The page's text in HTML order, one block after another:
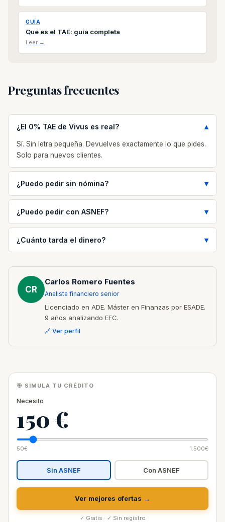
GUÍA
Qué es el TAE: guía completa
Leer →
Preguntas frecuentes
¿El 0% TAE de Vivus es real?
Sí. Sin letra pequeña. Devuelves exactamente lo que pides.
Solo para nuevos clientes.
¿Puedo pedir sin nómina?
¿Puedo pedir con ASNEF?
¿Cuánto tarda el dinero?
CR
Carlos Romero Fuentes
Analista financiero senior
Licenciado en ADE. Máster en Finanzas por ESADE.
9 años analizando EFC.
🔗 Ver perfil
🎯 SIMULA TU CRÉDITO
Necesito
150 €
50€ 1.500€
Sin ASNEF Con ASNEF
Ver mejores ofertas →
✓ Gratis · ✓ Sin registro